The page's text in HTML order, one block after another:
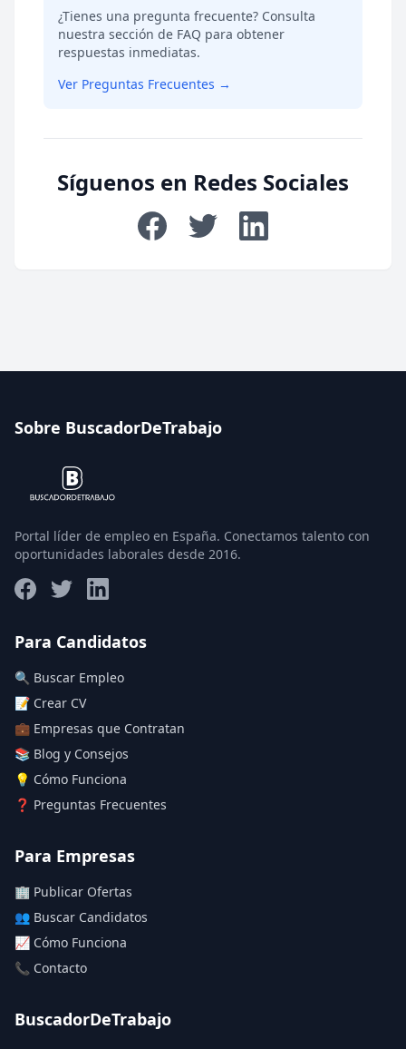
¿Tienes una pregunta frecuente? Consulta
nuestra sección de FAQ para obtener
respuestas inmediatas.
Ver Preguntas Frecuentes →
Síguenos en Redes Sociales
Sobre BuscadorDeTrabajo
Portal líder de empleo en España. Conectamos talento con
oportunidades laborales desde 2016.
Para Candidatos
🔍 Buscar Empleo
📝 Crear CV
💼 Empresas que Contratan
📚 Blog y Consejos
💡 Cómo Funciona
❓ Preguntas Frecuentes
Para Empresas
🏢 Publicar Ofertas
👥 Buscar Candidatos
📈 Cómo Funciona
📞 Contacto
BuscadorDeTrabajo